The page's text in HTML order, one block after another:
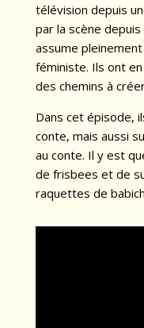
télévision depuis
par la scène
assume
féministe. Ils ont
des chemins à
Dans cet épisode,
conte, mais aussi
au conte. Il y est
de frisbees et de
raquettes de